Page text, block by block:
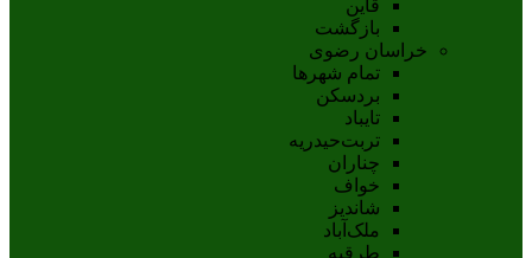
قاين
بازگشت
خراسان رضوی
تمام شهر‌ها
بردسکن
تایباد
تربت‌حیدریه
چناران
خواف
شاندیز
ملک‌آباد
طرقبه